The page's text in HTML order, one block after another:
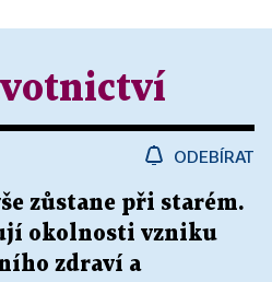
ODEBÍRAT
zůstane při starém.
okolnosti vzniku
zdraví a